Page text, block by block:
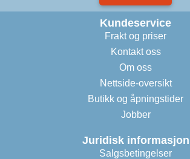
Kundeservice
Frakt og priser
Kontakt oss
Om oss
Nettside-oversikt
Butikk og åpningstider
Jobber
Juridisk informasjon
Salgsbetingelser